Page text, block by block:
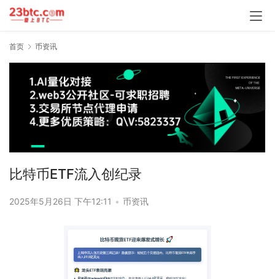
首页 币资讯
比特币ETF流入创纪录
2025年5月26日 下午12:11 • 币资讯